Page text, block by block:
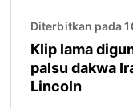
Diterbitkan pada
Klip lama
palsu dakwa
Lincoln